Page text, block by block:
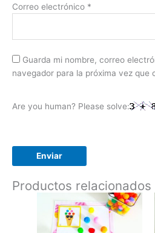
Correo electrónico *
Guarda mi nombre, correo
navegador para la próxima vez que
Are you human? Please solve:
Productos relacionados